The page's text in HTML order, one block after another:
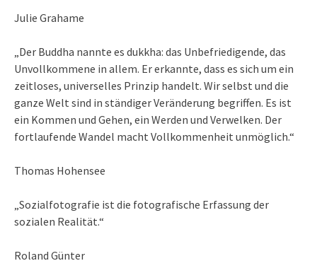
Julie Grahame
„Der Buddha nannte es dukkha: das Unbefriedigende, das
Unvollkommene in allem. Er erkannte, dass es sich um ein
zeitloses, universelles Prinzip handelt. Wir selbst und die
ganze Welt sind in ständiger Veränderung begriffen. Es ist
ein Kommen und Gehen, ein Werden und Verwelken. Der
fortlaufende Wandel macht Vollkommenheit unmöglich.“
Thomas Hohensee
„Sozialfotografie ist die fotografische Erfassung der
sozialen Realität.“
Roland Günter